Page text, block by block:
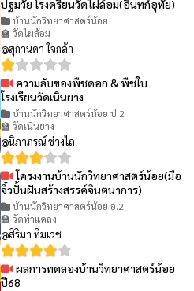
ปฐมวัย โรงดรียนวัดไผ่ล้อม(อินทก์อุทัย)
บ้านนักวิทยาศาสตร์น้อย
🏫 วัดไผ่ล้อม
@สุกานดา ใจกล้า
ความลับของพืชดอก & พืชใบ
โรงเรียนวัดเนินยาง
บ้านนักวิทยาศาสตร์น้อย ป.2
🏫 วัดเนินยาง
@นิภาภรณ์ ช่างไถ
โครงงานบ้านนักวิทยาศาสตร์น้อย(มือ
จิ๋วปั้นฝันสร้างสรรค์จินตนาการ)
บ้านนักวิทยาศาสตร์น้อย อ.2
🏫 วัดท่าแคลง
@สิริมา ทิมเวช
ผลการทดลองบ้านวิทยาศาสตร์น้อย
ปี68